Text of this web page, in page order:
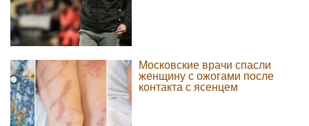
Московские врачи спасли
женщину с ожогами после
контакта с ясенцем